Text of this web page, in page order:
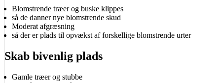
Blomstrende træer og buske klippes
så de danner nye blomstrende skud
Moderat afgræsning
så der er plads til opvækst af forskellige blomstrende urter
Skab bivenlig plads
Gamle træer og stubbe